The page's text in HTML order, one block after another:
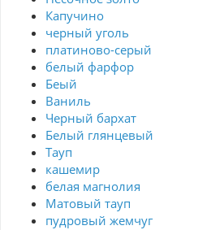
Капучино
черный уголь
платиново-серый
белый фарфор
Беый
Ваниль
Черный бархат
Белый глянцевый
Тауп
кашемир
белая магнолия
Матовый тауп
пудровый жемчуг